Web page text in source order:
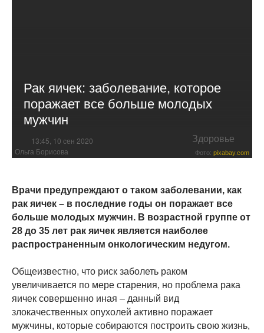
Рак яичек: заболевание, которое
поражает все больше молодых
мужчин
13:45, 10 сен 2020 Здоровье
Ольга Борисова Фото: pixabay.com
Врачи предупреждают о таком заболевании, как
рак яичек – в последние годы он поражает все
больше молодых мужчин. В возрастной группе от
28 до 35 лет рак яичек является наиболее
распространенным онкологическим недугом.
Общеизвестно, что риск заболеть раком
увеличивается по мере старения, но проблема рака
яичек совершенно иная – данный вид
злокачественных опухолей активно поражает
мужчины, которые собираются построить свою жизнь,